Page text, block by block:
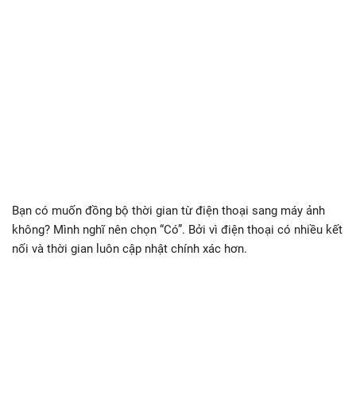
Bạn có muốn đồng bộ thời gian từ điện thoại sang máy ảnh
không? Mình nghĩ nên chọn “Có”. Bởi vì điện thoại có nhiều kết
nối và thời gian luôn cập nhật chính xác hơn.